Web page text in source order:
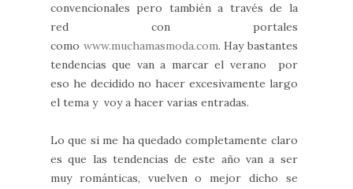
convencionales pero también a través de la
red con portales
como www.muchamasmoda.com. Hay bastantes
tendencias que van a marcar el verano
por
eso he decidido no hacer excesivamente largo
el tema y voy a hacer varias entradas.
Lo que si me ha quedado completamente claro
es que las tendencias de este año van a ser
muy románticas, vuelven o mejor dicho se